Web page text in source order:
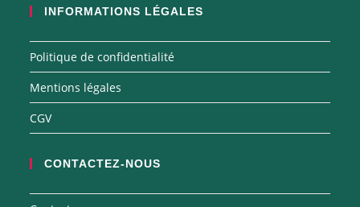
INFORMATIONS LÉGALES
Politique de confidentialité
Mentions légales
CGV
CONTACTEZ-NOUS